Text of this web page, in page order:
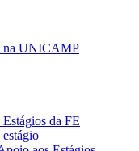
na UNICAMP
da FE